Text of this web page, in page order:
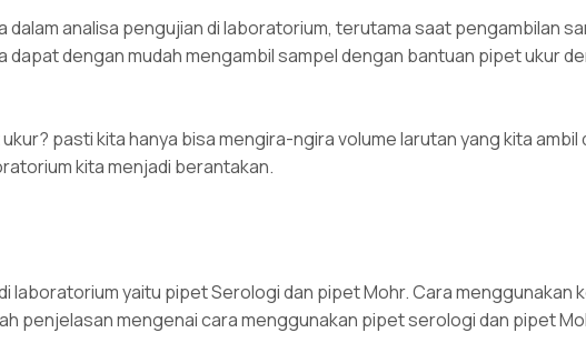
dalam analisa pengujian di laboratorium, terutama saat pengambilan
dengan mudah mengambil sampel dengan bantuan pipet ukur
pasti kita hanya bisa mengira-ngira volume larutan yang kita ambil
kita menjadi berantakan.
laboratorium yaitu pipet Serologi dan pipet Mohr. Cara menggunakan
penjelasan mengenai cara menggunakan pipet serologi dan pipet